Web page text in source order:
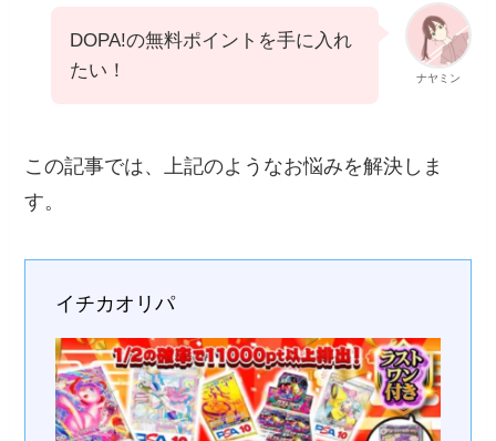
ナヤミン
DOPA!の無料ポイントを手に入れ
たい！
この記事では、上記のようなお悩みを解決しま
す。
イチカオリパ